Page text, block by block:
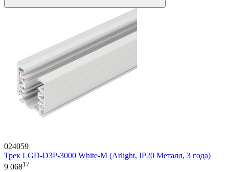
024059
Трек LGD-D3P-3000 White-M (Arlight, IP20 Металл, 3 года)
9 06817